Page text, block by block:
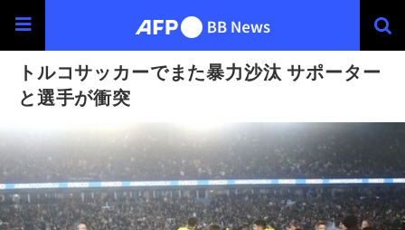
トルコサッカーでまた暴力沙汰 サポーター
と選手が衝突